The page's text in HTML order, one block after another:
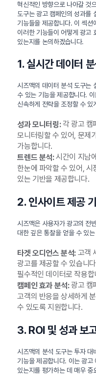
혁신적인 방향으로 나아갈 것
도구는 광고 캠페인의 성과를
기능들을 제공합니다. 이 섹션
이러한 기능들이 어떻게 광고
있는지를 논의하겠습니다.
1. 실시간 데이터
시즈맥의 데이터 분석 도구는
수 있는 기능을 제공합니다.
신속하게 전략을 조정할 수 있
성과 모니터링:각 광고 캠
모니터링할 수 있어, 문제
가능합니다.
트렌드 분석:시간이 지남
한눈에 파악할 수 있어,
있는 기반을 제공합니다.
2. 인사이트 제공
시즈맥은 사용자가 광고의 전
대한 깊은 통찰을 얻을 수 있
타겟 오디언스 분석:고객
광고를 제공할 수 있습니
필수적인 데이터로 작용합
캠페인 효과 분석:광고 캠
고객의 반응을 상세하게
수 있도록 지원합니다.
3. ROI 및 성과 보
시즈맥의 분석 도구는 투자
기능을 제공합니다. 이는 광고
있는지를 평가하는 데 매우 중